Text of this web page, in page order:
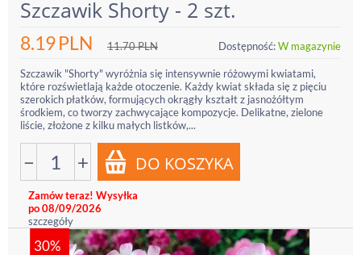
Szczawik Shorty - 2 szt.
8.19PLN 11.70PLN Dostępność:W magazynie
Szczawik "Shorty" wyróżnia się intensywnie różowymi kwiatami,
które rozświetlają każde otoczenie. Każdy kwiat składa się z pięciu
szerokich płatków, formujących okrągły kształt z jasnożółtym
środkiem, co tworzy zachwycające kompozycje. Delikatne, zielone
liście, złożone z kilku małych listków,...
− +
Zamów teraz! Wysyłka
po 08/09/2026
szczegóły
30%